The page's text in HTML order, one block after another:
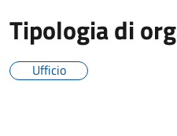
Tipologia di
Ufficio